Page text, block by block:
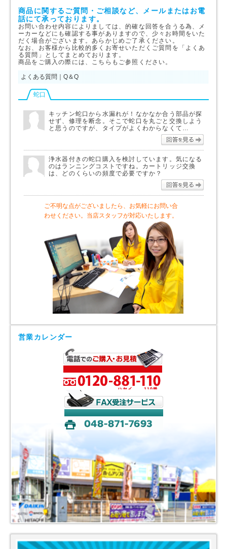
商品に関するご質問・ご相談など、メールまたはお電
話にて承っております。
お問い合わせ内容によりましては、的確な回答を合うる為、メ
ーカーなどにも確認する事がありますので、少々お時間をいた
だく場合がございます。あらかじめご了承ください。
なお、お客様から比較的多くお寄せいただくご質問を「よくあ
る質問」としてまとめております。
商品をご購入の際には、こちらもご参照ください。
よくある質問｜Q＆Q
蛇口
キッチン蛇口から水漏れが！なかなか合う部品が探
せず、修理を断念。そこで蛇口を丸ごと交換しよう
と思うのですが、タイプがよくわからなくて…
浄水器付きの蛇口購入を検討しています。気になる
のはランニングコストですね。カートリッジ交換
は、どのくらいの頻度で必要ですか？
ご不明な点がございましたら、お気軽にお問い合
わせください。当店スタッフが対応いたします。
営業カレンダー